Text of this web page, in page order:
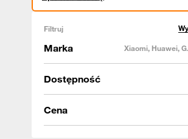
Filtruj
Marka Xiaomi, Huawei,
Dostępność
Cena